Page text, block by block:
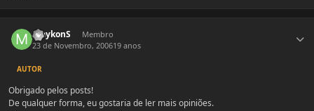
maykonS
Membro
23 de Novembro, 200619 anos
AUTOR
Obrigado pelos posts!
De qualquer forma, eu gostaria de ler mais opiniões.